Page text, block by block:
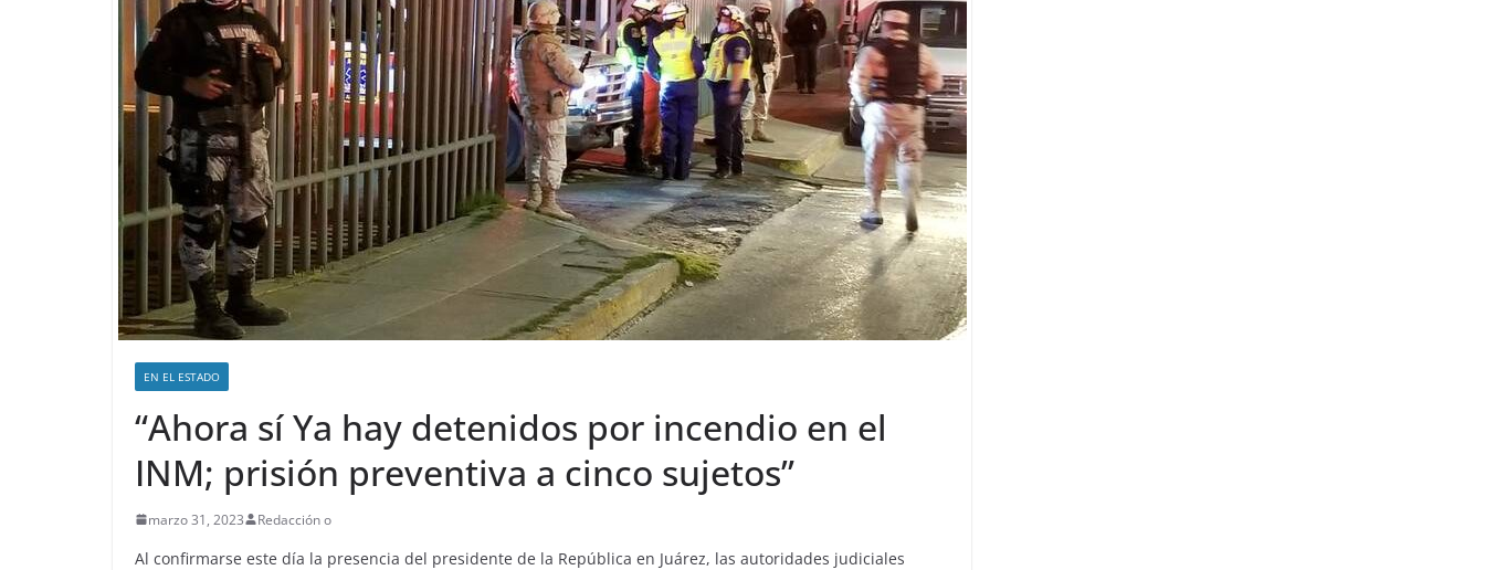
EN EL ESTADO
“Ahora sí Ya hay detenidos por incendio en el
INM; prisión preventiva a cinco sujetos”
marzo 31, 2023 Redacción o
Al confirmarse este día la presencia del presidente de la República en Juárez, las autoridades judiciales